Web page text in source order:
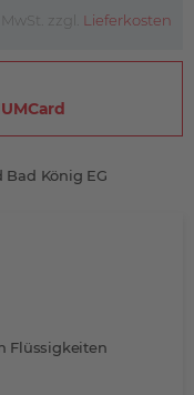
Flüssigkeiten
MwSt. zzgl. Lieferkosten
König EG